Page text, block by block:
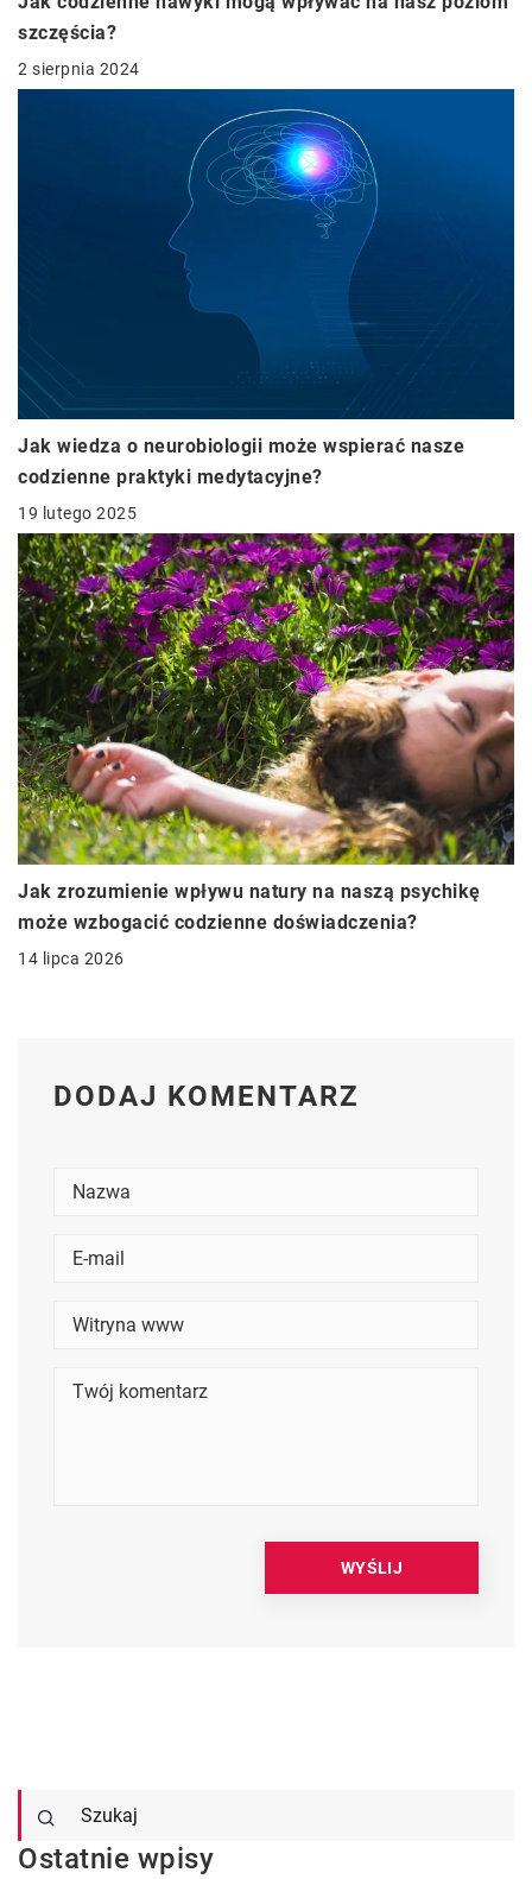
szczęścia?
2 sierpnia 2024
Jak wiedza o neurobiologii może wspierać nasze
codzienne praktyki medytacyjne?
19 lutego 2025
Jak zrozumienie wpływu natury na naszą psychikę
może wzbogacić codzienne doświadczenia?
14 lipca 2026
DODAJ KOMENTARZ
Ostatnie wpisy